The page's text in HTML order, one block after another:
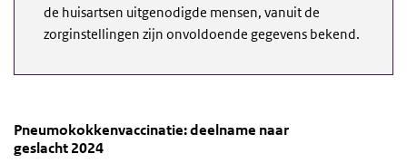
de huisartsen uitgenodigde mensen, vanuit de
zorginstellingen zijn onvoldoende gegevens bekend.
Naar geslacht
Sla de grafiek 'Pneumokokkenvaccinatie: deelname naar
Pneumokokkenvaccinatie: deelname naar geslacht
Staaf grafiek met 3 staven.
Pneumokokkenvaccinatie: deelname naar
geslacht 2024